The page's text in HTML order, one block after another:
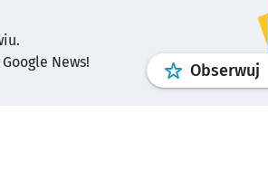
News!
Obserwuj